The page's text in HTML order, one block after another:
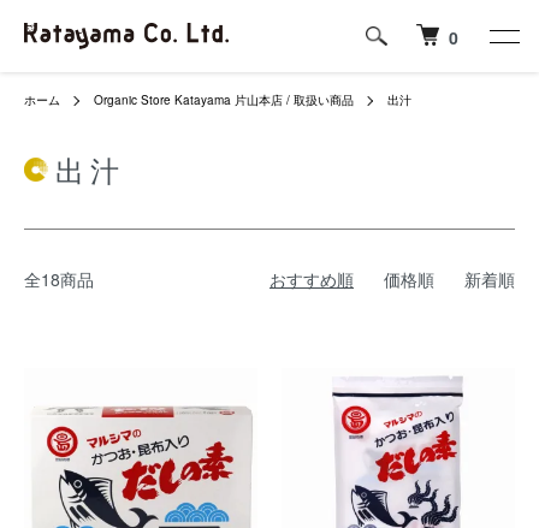
0
ホーム Organic Store Katayama 片山本店 / 取扱い商品 出汁
出汁
全18商品 おすすめ順 価格順 新着順